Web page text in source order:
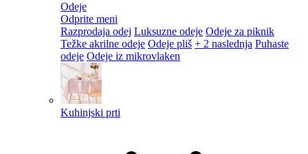
Odeje
Odprite meni
Razprodaja odej Luksuzne odeje Odeje za piknik
Težke akrilne odeje Odeje pliš + 2 naslednja Puhaste
odeje Odeje iz mikrovlaken
Kuhinjski prti